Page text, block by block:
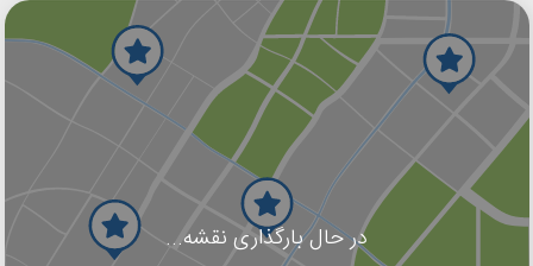
در حال بارگذاری نقشه...